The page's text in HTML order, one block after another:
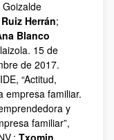
Goizalde
Herrán;
Blanco
15 de
de 2017.
“Actitud,
empresa familiar.
y
familiar”,
Txomin